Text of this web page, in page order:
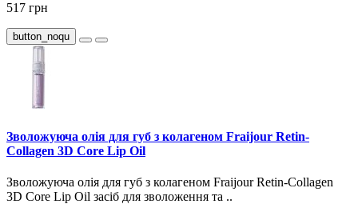
517 грн
button_noqu
Зволожуюча олія для губ з колагеном Fraijour Retin-
Collagen 3D Core Lip Oil
Зволожуюча олія для губ з колагеном Fraijour Retin-Collagen
3D Core Lip Oil засіб для зволоження та ..